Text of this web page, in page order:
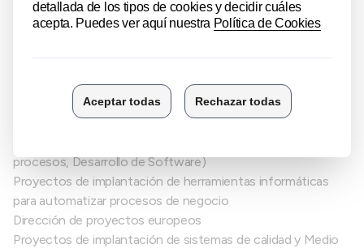
Como responsable de proyecto en diversas empresas
como administraciones públicas:
Proyectos de consultoría e innovación (Agendas de
procesos, Desarrollo de Software)
Proyectos de implantación de herramientas informáticas
para automatizar procesos de negocio
Dirección de proyectos europeos
Proyectos de implantación de sistemas de calidad y Medio